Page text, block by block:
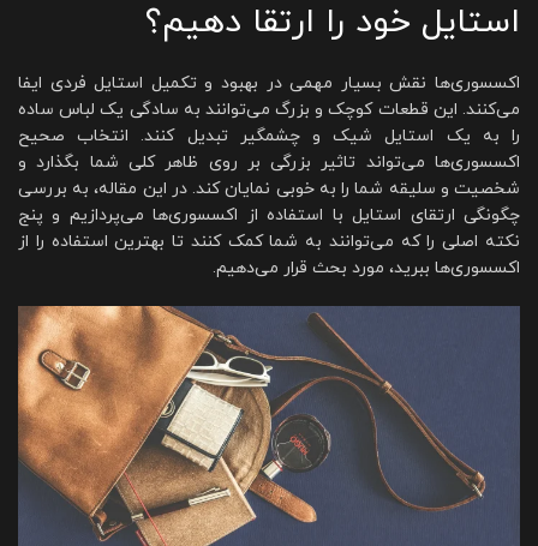
استایل خود را ارتقا دهیم؟
اکسسوری‌ها نقش بسیار مهمی در بهبود و تکمیل استایل فردی ایفا
می‌کنند. این قطعات کوچک و بزرگ می‌توانند به سادگی یک لباس ساده
را به یک استایل شیک و چشمگیر تبدیل کنند. انتخاب صحیح
اکسسوری‌ها می‌تواند تاثیر بزرگی بر روی ظاهر کلی شما بگذارد و
شخصیت و سلیقه شما را به خوبی نمایان کند. در این مقاله، به بررسی
چگونگی ارتقای استایل با استفاده از اکسسوری‌ها می‌پردازیم و پنج
نکته اصلی را که می‌توانند به شما کمک کنند تا بهترین استفاده را از
اکسسوری‌ها ببرید، مورد بحث قرار می‌دهیم.